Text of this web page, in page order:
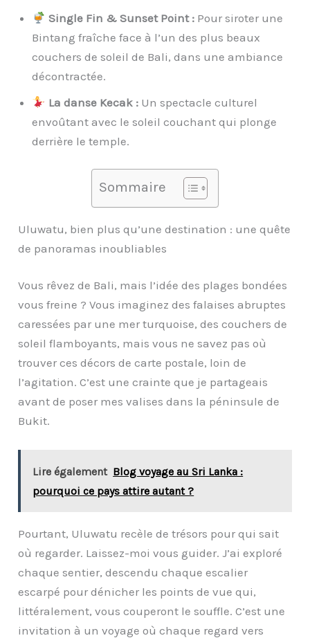
Single Fin & Sunset Point :Pour siroter une
Bintang fraîche face à l’un des plus beaux
couchers de soleil de Bali, dans une ambiance
décontractée.
La danse Kecak :Un spectacle culturel
envoûtant avec le soleil couchant qui plonge
derrière le temple.
Sommaire
Uluwatu, bien plus qu’une destination : une quête
de panoramas inoubliables
Vous rêvez de Bali, mais l’idée des plages bondées
vous freine ? Vous imaginez des falaises abruptes
caressées par une mer turquoise, des couchers de
soleil flamboyants, mais vous ne savez pas où
trouver ces décors de carte postale, loin de
l’agitation. C’est une crainte que je partageais
avant de poser mes valises dans la péninsule de
Bukit.
Lire également Blog voyage au Sri Lanka :
pourquoi ce pays attire autant ?
Pourtant, Uluwatu recèle de trésors pour qui sait
où regarder. Laissez-moi vous guider. J’ai exploré
chaque sentier, descendu chaque escalier
escarpé pour dénicher les points de vue qui,
littéralement, vous couperont le souffle. C’est une
invitation à un voyage où chaque regard vers